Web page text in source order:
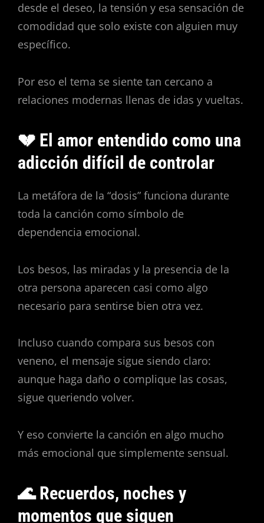
desde el deseo, la tensión y esa sensación de
comodidad que solo existe con alguien muy
específico.
Por eso el tema se siente tan cercano a
relaciones modernas llenas de idas y vueltas.
💔 El amor entendido como una
adicción difícil de controlar
La metáfora de la “dosis” funciona durante
toda la canción como símbolo de
dependencia emocional.
Los besos, las miradas y la presencia de la
otra persona aparecen casi como algo
necesario para sentirse bien otra vez.
Incluso cuando compara sus besos con
veneno, el mensaje sigue siendo claro:
aunque haga daño o complique las cosas,
sigue queriendo volver.
Y eso convierte la canción en algo mucho
más emocional que simplemente sensual.
🌊 Recuerdos, noches y
momentos que siguen